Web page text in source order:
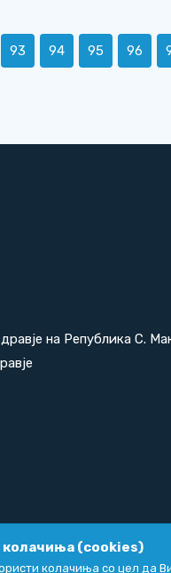
93 94 95 96
на Република С.
| Политика за
колачиња (cookies)
колачиња со цел да